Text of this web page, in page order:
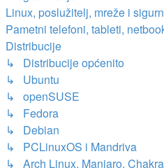
Linux, poslužitelj, mreže i
Pametni telefoni, tableti,
Distribucije
↳ Distribucije općenito
↳ Ubuntu
↳ openSUSE
↳ Fedora
↳ Debian
↳ PCLinuxOS i Mandriva
↳ Arch Linux, Manjaro,